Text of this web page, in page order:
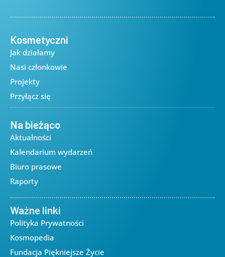
Kosmetyczni
Jak działamy
Nasi członkowie
Projekty
Przyłącz się
Na bieżąco
Aktualności
Kalendarium wydarzeń
Biuro prasowe
Raporty
Ważne linki
Polityka Prywatności
Kosmopedia
Fundacja Piękniejsze Życie